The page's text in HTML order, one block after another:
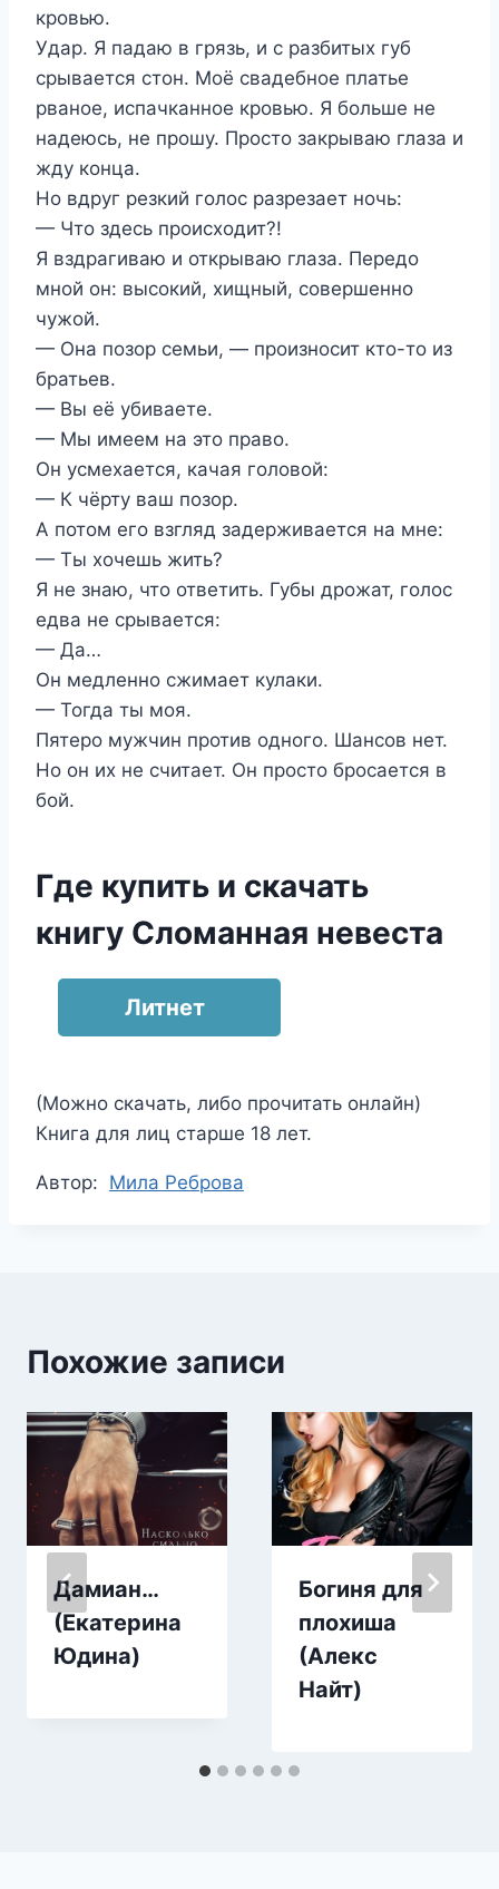
кровью.
Удар. Я падаю в грязь, и с разбитых губ
срывается стон. Моё свадебное платье
рваное, испачканное кровью. Я больше не
надеюсь, не прошу. Просто закрываю глаза и
жду конца.
Но вдруг резкий голос разрезает ночь:
— Что здесь происходит?!
Я вздрагиваю и открываю глаза. Передо
мной он: высокий, хищный, совершенно
чужой.
— Она позор семьи, — произносит кто-то из
братьев.
— Вы её убиваете.
— Мы имеем на это право.
Он усмехается, качая головой:
— К чёрту ваш позор.
А потом его взгляд задерживается на мне:
— Ты хочешь жить?
Я не знаю, что ответить. Губы дрожат, голос
едва не срывается:
— Да…
Он медленно сжимает кулаки.
— Тогда ты моя.
Пятеро мужчин против одного. Шансов нет.
Но он их не считает. Он просто бросается в
бой.
Где купить и скачать
книгу Сломанная невеста
Литнет
(Можно скачать, либо прочитать онлайн)
Книга для лиц старше 18 лет.
Метки
Автор: Мила Реброва
Похожие записи
Дамиан…
(Екатерина
Юдина)
Богиня для
плохиша
(Алекс
Найт)